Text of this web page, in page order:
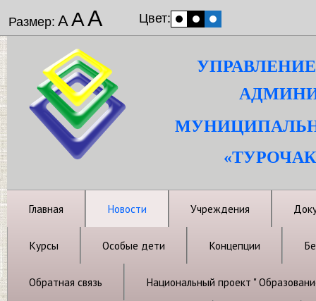
Размер: ААА Цвет:
Главная Новости Учреждения
Курсы Особые дети Концепции
Обратная связь Национальный проект "